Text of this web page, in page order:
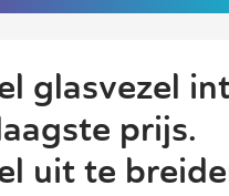
glasvezel
prijs.
uit te